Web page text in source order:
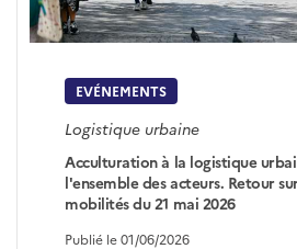
EVÉNEMENTS
Logistique urbaine
Acculturation à la logistique
l'ensemble des acteurs. Retour
mobilités du 21 mai 2026
Publié le 01/06/2026